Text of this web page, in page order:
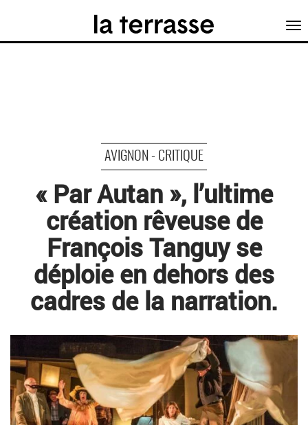
AVIGNON - CRITIQUE
« Par Autan », l’ultime
création rêveuse de
François Tanguy se
déploie en dehors des
cadres de la narration.